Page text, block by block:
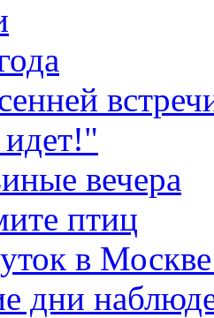
вечера
птиц
в
дни